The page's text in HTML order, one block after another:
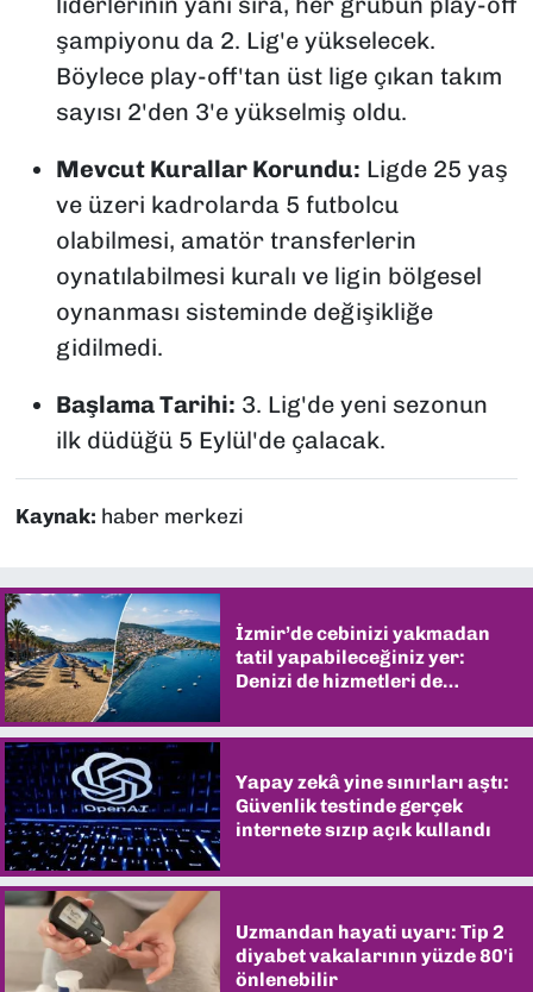
şampiyonu da 2. Lig'e yükselecek.
Böylece play-off'tan üst lige çıkan takım
sayısı 2'den 3'e yükselmiş oldu.
Mevcut Kurallar Korundu: Ligde 25 yaş
ve üzeri kadrolarda 5 futbolcu
olabilmesi, amatör transferlerin
oynatılabilmesi kuralı ve ligin bölgesel
oynanması sisteminde değişikliğe
gidilmedi.
Başlama Tarihi: 3. Lig'de yeni sezonun
ilk düdüğü 5 Eylül'de çalacak.
Kaynak: haber merkezi
İzmir’de cebinizi yakmadan
tatil yapabileceğiniz yer:
Denizi de hizmetleri de
Yapay zekâ yine sınırları aştı:
Güvenlik testinde gerçek
internete sızıp açık kullandı
Uzmandan hayati uyarı: Tip 2
diyabet vakalarının yüzde 80'i
önlenebilir